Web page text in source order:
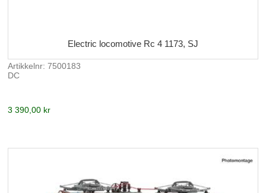
Electric locomotive Rc 4 1173, SJ
Artikkelnr: 7500183
DC
3 390,00 kr